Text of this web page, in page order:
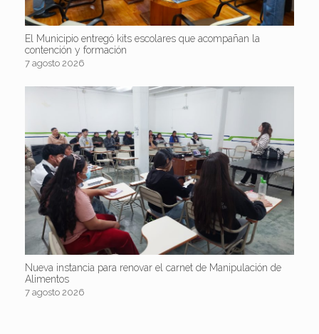
El Municipio entregó kits escolares que acompañan la
contención y formación
7 agosto 2026
Nueva instancia para renovar el carnet de Manipulación de
Alimentos
7 agosto 2026